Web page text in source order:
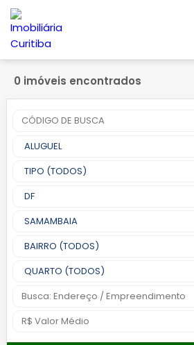
0 imóveis encontrados